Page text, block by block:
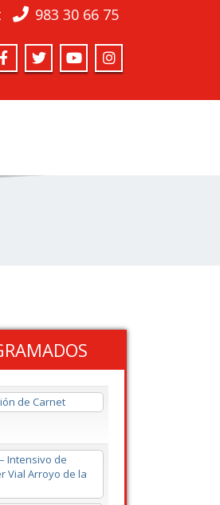
983 30 66 75
de Carnet
Intensivo de
Vial Arroyo de la